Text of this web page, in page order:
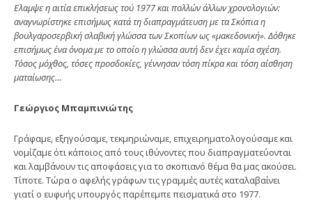
Ελαμψε η αιτία επικλήσεως τού 1977 και πολλών άλλων χρονολογιών:
αναγνωρίστηκε επισήμως κατά τη διαπραγμάτευση με τα Σκόπια η
βουλγαροσερβική σλαβική γλώσσα των Σκοπίων ως «μακεδονική». Δόθηκε
επισήμως ένα όνομα με το οποίο η γλώσσα αυτή δεν έχει καμία σχέση.
Τόσος μόχθος, τόσες προσδοκίες, γέννησαν τόση πίκρα και τόση αίσθηση
ματαίωσης…
Γεώργιος Μπαμπινιώτης
Γράφαμε, εξηγούσαμε, τεκμηριώναμε, επιχειρηματολογούσαμε και
νομίζαμε ότι κάποιος από τους ιθύνοντες που διαπραγματεύονται
και λαμβάνουν τις αποφάσεις για το σκοπιανό θέμα θα μας ακούσει.
Τίποτε. Τώρα ο αφελής γράφων τις γραμμές αυτές καταλαβαίνει
γιατί ο ευφυής υπουργός παρέπεμπε πεισματικά στο 1977.